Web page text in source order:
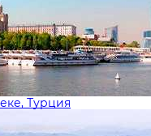
Турция